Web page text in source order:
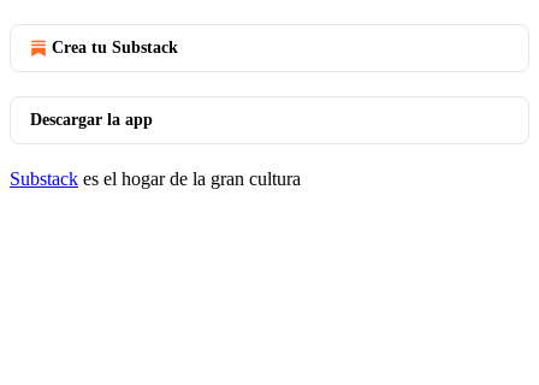
Crea tu Substack
Descargar la app
Substack es el hogar de la gran cultura